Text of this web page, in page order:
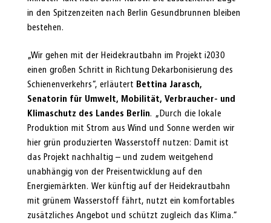
in den Spitzenzeiten nach Berlin Gesundbrunnen bleiben
bestehen.
„Wir gehen mit der Heidekrautbahn im Projekt i2030
einen großen Schritt in Richtung Dekarbonisierung des
Schienenverkehrs“, erläutert Bettina Jarasch,
Senatorin für Umwelt, Mobilität, Verbraucher- und
Klimaschutz des Landes Berlin. „Durch die lokale
Produktion mit Strom aus Wind und Sonne werden wir
hier grün produzierten Wasserstoff nutzen: Damit ist
das Projekt nachhaltig – und zudem weitgehend
unabhängig von der Preisentwicklung auf den
Energiemärkten. Wer künftig auf der Heidekrautbahn
mit grünem Wasserstoff fährt, nutzt ein komfortables
zusätzliches Angebot und schützt zugleich das Klima.“